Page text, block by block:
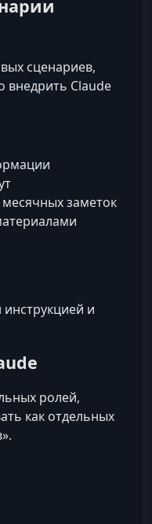
сценариев,
внедрить Claude
месячных заметок
и
ролей,
как отдельных